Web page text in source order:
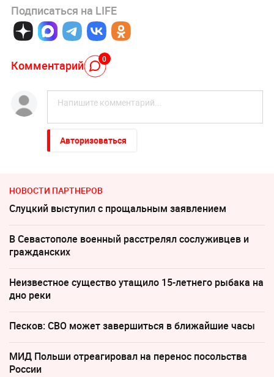
Подписаться на LIFE
Комментарий 0
Авторизоваться
НОВОСТИ ПАРТНЕРОВ
Слуцкий выступил с прощальным заявлением
В Севастополе военный расстрелял сослуживцев и
гражданских
Неизвестное существо утащило 15-летнего рыбака на
дно реки
Песков: СВО может завершиться в ближайшие часы
МИД Польши отреагировал на перенос посольства
России